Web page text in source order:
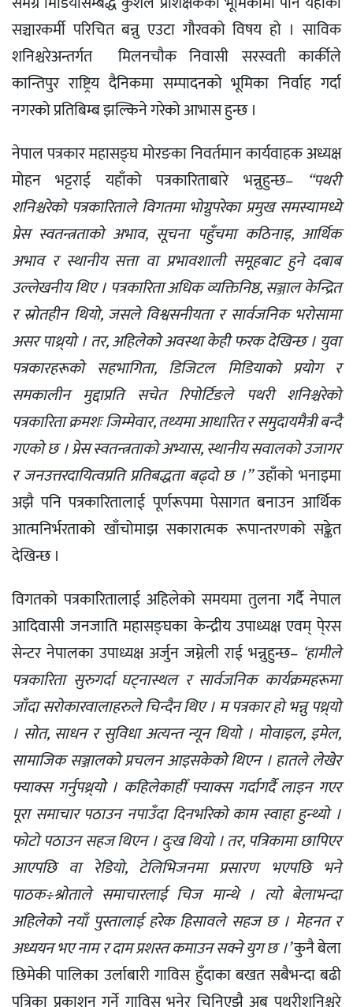
सञ्चारकर्मी परिचित बन्नु एउटा गौरवको विषय हो । साविक
शनिश्चरेअन्तर्गत मिलनचौक निवासी सरस्वती कार्कीले
कान्तिपुर राष्ट्रिय दैनिकमा सम्पादनको भूमिका निर्वाह गर्दा
नगरको प्रतिबिम्ब झल्किने गरेको आभास हुन्छ ।
नेपाल पत्रकार महासङ्घ मोरङका निवर्तमान कार्यवाहक अध्यक्ष
मोहन भट्टराई यहाँको पत्रकारिताबारे भन्नुहुन्छ– ‘‘पथरी
शनिश्चरेको पत्रकारिताले विगतमा भोग्नुपरेका प्रमुख समस्यामध्ये
प्रेस स्वतन्त्रताको अभाव, सूचना पहुँचमा कठिनाइ, आर्थिक
अभाव र स्थानीय सत्ता वा प्रभावशाली समूहबाट हुने दबाब
उल्लेखनीय थिए । पत्रकारिता अधिक व्यक्तिनिष्ठ, सञ्जाल केन्द्रित
र स्रोतहीन थियो, जसले विश्वसनीयता र सार्वजनिक भरोसामा
असर पाथ्र्यो । तर, अहिलेको अवस्था केही फरक देखिन्छ । युवा
पत्रकारहरूको सहभागिता, डिजिटल मिडियाको प्रयोग र
समकालीन मुद्दाप्रति सचेत रिपोर्टिङले पथरी शनिश्चरेको
पत्रकारिता क्रमशः जिम्मेवार, तथ्यमा आधारित र समुदायमैत्री बन्दै
गएको छ । प्रेस स्वतन्त्रताको अभ्यास, स्थानीय सवालको उजागर
र जनउत्तरदायित्वप्रति प्रतिबद्धता बढ्दो छ ।’’उहाँको भनाइमा
अझै पनि पत्रकारितालाई पूर्णरूपमा पेसागत बनाउन आर्थिक
आत्मनिर्भरताको खाँचोमाझ सकारात्मक रूपान्तरणको सङ्केत
देखिन्छ ।
विगतको पत्रकारितालाई अहिलेको समयमा तुलना गर्दै नेपाल
आदिवासी जनजाति महासङ्घका केन्द्रीय उपाध्यक्ष एवम् पे्रस
सेन्टर नेपालका उपाध्यक्ष अर्जुन जम्नेली राई भन्नुहुन्छ– ‘हामीले
पत्रकारिता सुरुगर्दा घट्नास्थल र सार्वजनिक कार्यक्रमहरूमा
जाँदा सरोकारवालाहरुले चिन्दैन थिए । म पत्रकार हो भन्नु पथ्र्यो
। सोत, साधन र सुविधा अत्यन्त न्यून थियो । मोवाइल, इमेल,
सामाजिक सञ्जालको प्रचलन आइसकेको थिएन । हातले लेखेर
फ्याक्स गर्नुपथ्र्योे । कहिलेकाहीँ फ्याक्स गर्दागर्दै लाइन गएर
पूरा समाचार पठाउन नपाउँदा दिनभरिको काम स्वाहा हुन्थ्यो ।
फोटो पठाउन सहज थिएन । दुःख थियो । तर, पत्रिकामा छापिएर
आएपछि वा रेडियो, टेलिभिजनमा प्रसारण भएपछि भने
पाठक÷श्रोताले समाचारलाई चिज मान्थे । त्यो बेलाभन्दा
अहिलेको नयाँ पुस्तालाई हरेक हिसावले सहज छ । मेहनत र
अध्ययन भए नाम र दाम प्रशस्त कमाउन सक्ने युग छ ।’कुनै बेला
छिमेकी पालिका उर्लाबारी गाविस हुँदाका बखत सबैभन्दा बढी